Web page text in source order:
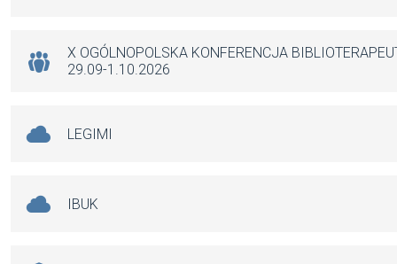
k
p
X OGÓLNOPOLSKA KONFERENCJA
29.09-1.10.2026
LEGIMI
IBUK